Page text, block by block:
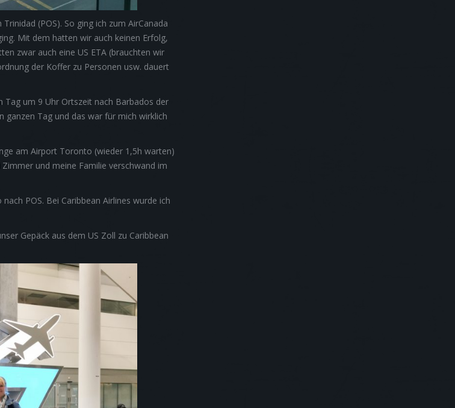
(POS). So ging ich zum AirCanada
Mit dem hatten wir auch keinen Erfolg,
zwar auch eine US ETA (brauchten wir
der Koffer zu Personen usw. dauert
Tag um 9 Uhr Ortszeit nach Barbados der
ganzen Tag und das war für mich wirklich
am Airport Toronto (wieder 1,5h warten)
und meine Familie verschwand im
POS. Bei Caribbean Airlines wurde ich
Gepäck aus dem US Zoll zu Caribbean